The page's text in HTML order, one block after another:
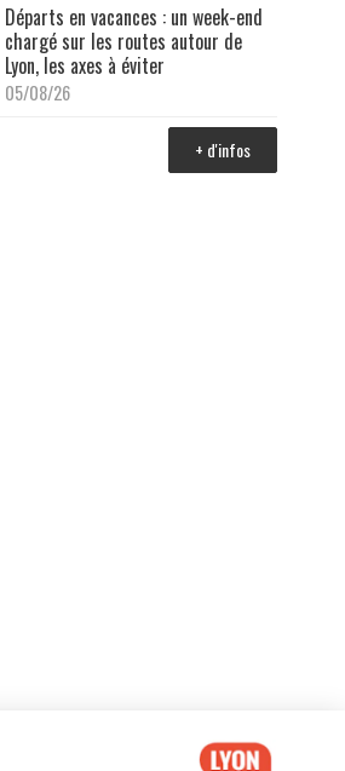
Départs en vacances : un week-end
chargé sur les routes autour de
Lyon, les axes à éviter
05/08/26
+ d'infos